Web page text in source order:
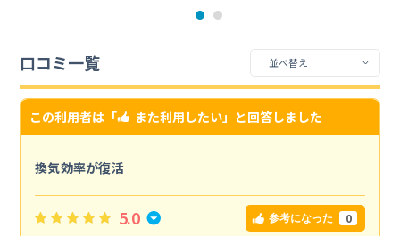
口コミ一覧
この利用者は「 また利用したい」と回答しました
換気効率が復活
5.0 参考になった 0